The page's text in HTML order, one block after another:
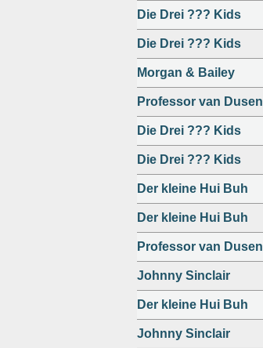
Die Drei ??? Kids
Die Drei ??? Kids
Morgan & Bailey
Professor van Dusen
Die Drei ??? Kids
Die Drei ??? Kids
Der kleine Hui Buh
Der kleine Hui Buh
Professor van Dusen
Johnny Sinclair
Der kleine Hui Buh
Johnny Sinclair